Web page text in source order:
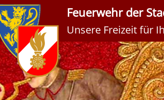
Feuerwehr der
Unsere Freizeit für